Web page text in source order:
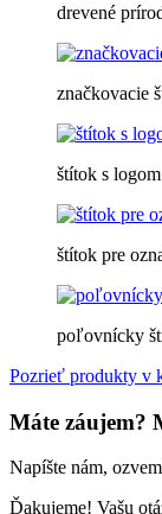
drevené
značkovacie
štítok s logom
štítok pre
poľovnícky
Pozrieť produkty v
Máte záujem?
Napíšte nám,
Ďakujeme! Vašu